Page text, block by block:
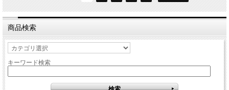
商品検索
キーワード検索